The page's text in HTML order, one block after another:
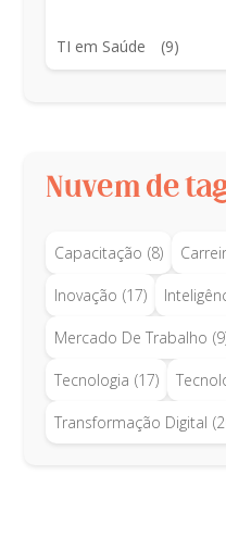
TI em Saúde (9)
Nuvem de
Capacitação (8)
Inovação (17)
Mercado De Trabalho
Tecnologia (17)
Transformação Digital